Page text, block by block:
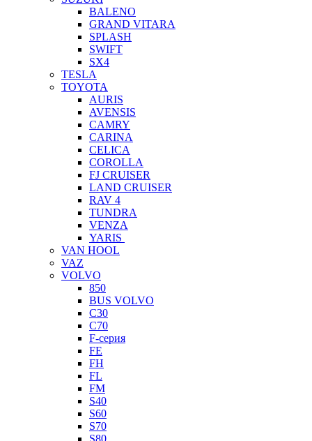
BALENO
GRAND VITARA
SPLASH
SWIFT
SX4
TESLA
TOYOTA
AURIS
AVENSIS
CAMRY
CARINA
CELICA
COROLLA
FJ CRUISER
LAND CRUISER
RAV 4
TUNDRA
VENZA
YARIS
VAN HOOL
VAZ
VOLVO
850
BUS VOLVO
C30
C70
F-серия
FE
FH
FL
FM
S40
S60
S70
S80